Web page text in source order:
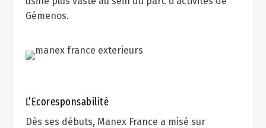
Gémenos.
L’Ecoresponsabilité
Dès ses débuts, Manex France a misé sur